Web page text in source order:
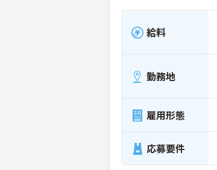
給料
勤務地
雇用形態
応募要件